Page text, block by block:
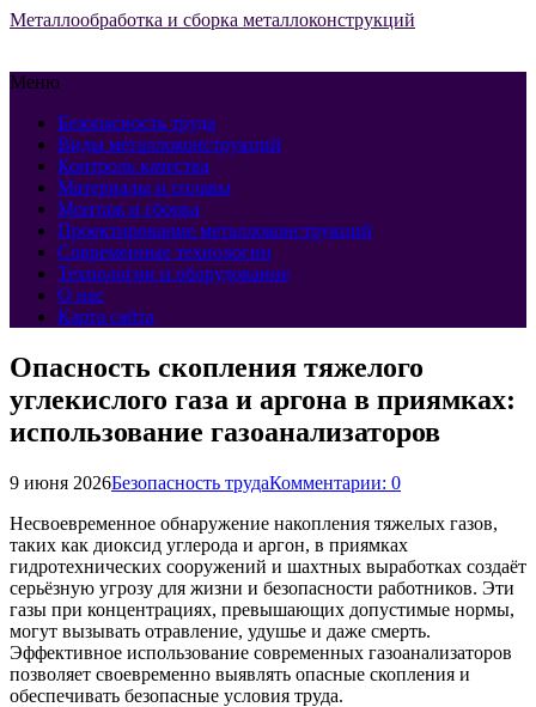
Металлообработка и сборка металлоконструкций
Меню
Безопасность труда
Виды металлоконструкций
Контроль качества
Материалы и сплавы
Монтаж и сборка
Проектирование металлоконструкций
Современные технологии
Технологии и оборудование
О нас
Карта сайта
Опасность скопления тяжелого
углекислого газа и аргона в приямках:
использование газоанализаторов
9 июня 2026Безопасность трудаКомментарии: 0
Несвоевременное обнаружение накопления тяжелых газов,
таких как диоксид углерода и аргон, в приямках
гидротехнических сооружений и шахтных выработках создаёт
серьёзную угрозу для жизни и безопасности работников. Эти
газы при концентрациях, превышающих допустимые нормы,
могут вызывать отравление, удушье и даже смерть.
Эффективное использование современных газоанализаторов
позволяет своевременно выявлять опасные скопления и
обеспечивать безопасные условия труда.